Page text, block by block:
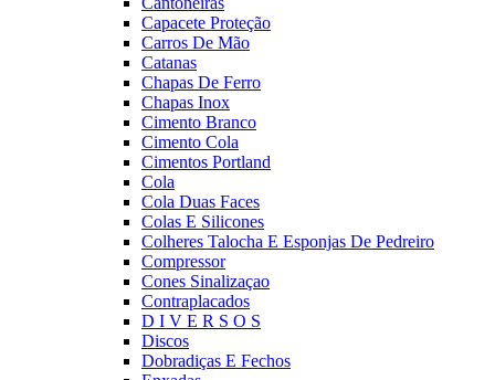
Capacete Proteção
Carros De Mão
Catanas
Chapas De Ferro
Chapas Inox
Cimento Branco
Cimento Cola
Cimentos Portland
Cola
Cola Duas Faces
Colas E Silicones
Colheres Talocha E Esponjas De Pedreiro
Compressor
Cones Sinalizaçao
Contraplacados
D I V E R S O S
Discos
Dobradiças E Fechos